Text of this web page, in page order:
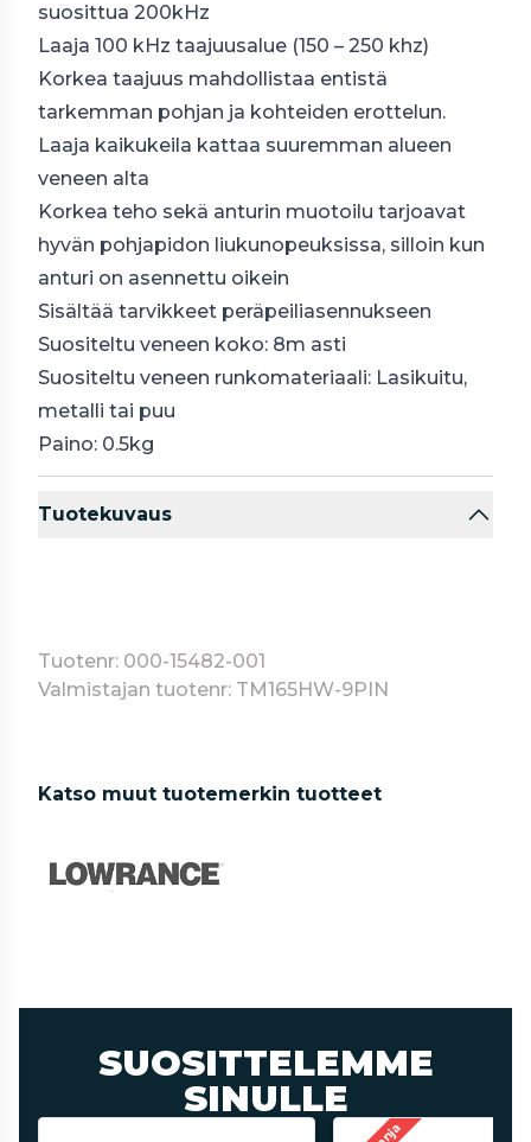
suosittua 200kHz
Laaja 100 kHz taajuusalue (150 – 250 khz)
Korkea taajuus mahdollistaa entistä
tarkemman pohjan ja kohteiden erottelun.
Laaja kaikukeila kattaa suuremman alueen
veneen alta
Korkea teho sekä anturin muotoilu tarjoavat
hyvän pohjapidon liukunopeuksissa, silloin kun
anturi on asennettu oikein
Sisältää tarvikkeet peräpeiliasennukseen
Suositeltu veneen koko: 8m asti
Suositeltu veneen runkomateriaali: Lasikuitu,
metalli tai puu
Paino: 0.5kg
Tuotekuvaus
Tuotenr: 000-15482-001
Valmistajan tuotenr: TM165HW-9PIN
Katso muut tuotemerkin tuotteet
SUOSITTELEMME
SINULLE